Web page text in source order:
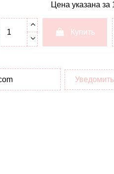
Цена указана за
Купить